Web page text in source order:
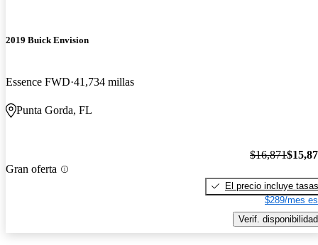
2019 Buick Envision
Essence FWD 41,734 millas
Punta Gorda, FL
Gran oferta
$16,871
El precio incluye tasas
$289/mes
Verif. disponibilidad